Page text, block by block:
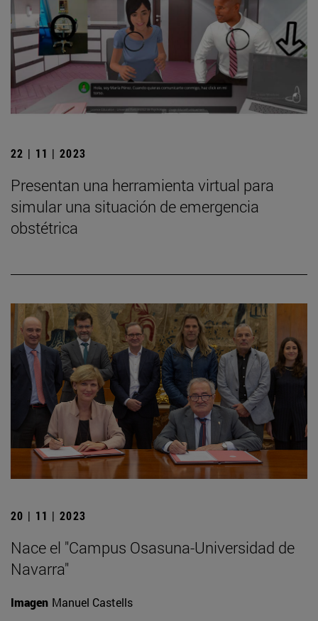
22 | 11 | 2023
Presentan una herramienta virtual para
simular una situación de emergencia
obstétrica
20 | 11 | 2023
Nace el "Campus Osasuna-Universidad de
Navarra"
Imagen Manuel Castells